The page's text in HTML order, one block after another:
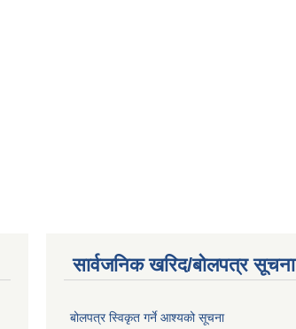
सार्वजनिक खरिद/बोलपत्र सूचना
बोलपत्र स्विकृत गर्ने आश्यको सूचना